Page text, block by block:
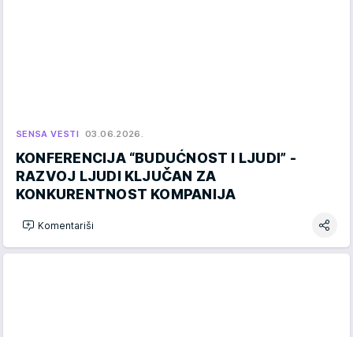
SENSA VESTI 03.06.2026.
KONFERENCIJA “BUDUĆNOST I LJUDI” -
RAZVOJ LJUDI KLJUČAN ZA
KONKURENTNOST KOMPANIJA
Komentariši